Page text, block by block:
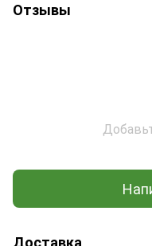
Отзывы
Доставка